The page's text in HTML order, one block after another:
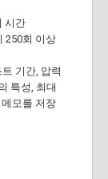
시간
250회 이상
기간, 압력
특성, 최대
모를 저장